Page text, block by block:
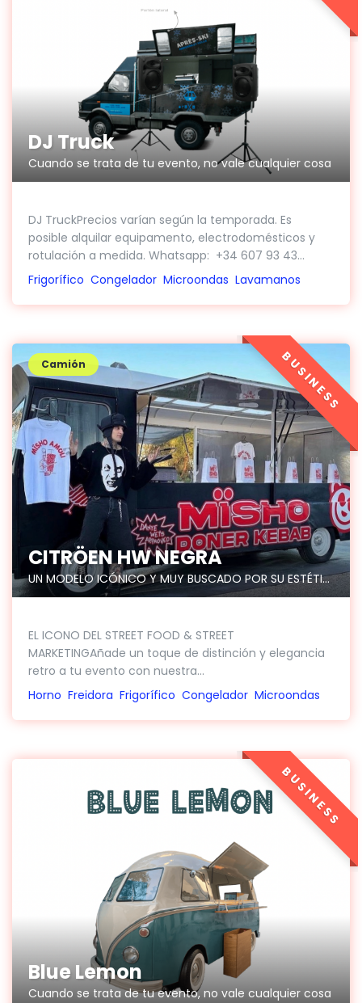
DJ Truck
Cuando se trata de tu evento, no vale cualquier cosa
DJ TruckPrecios varían según la temporada. Es
posible alquilar equipamento, electrodomésticos y
rotulación a medida. Whatsapp: +34 607 93 43...
Frigorífico Congelador Microondas Lavamanos
CITRÖEN HW NEGRA
UN MODELO ICÓNICO Y MUY BUSCADO POR SU ESTÉTICA VINTAGE
Camión
EL ICONO DEL STREET FOOD & STREET
MARKETINGAñade un toque de distinción y elegancia
retro a tu evento con nuestra...
Horno Freidora Frigorífico Congelador Microondas
BUSINESS
Blue Lemon
Cuando se trata de tu evento, no vale cualquier cosa
BUSINESS